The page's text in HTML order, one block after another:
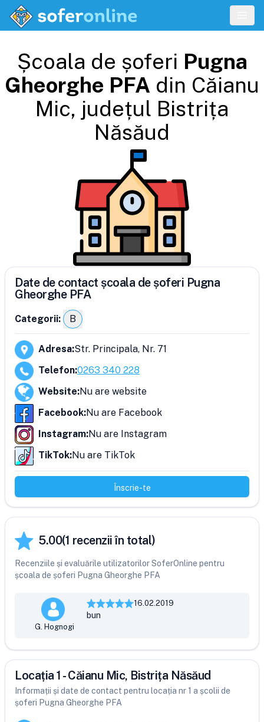
Școala de șoferi Pugna
Gheorghe PFA din Căianu
Mic, județul Bistrița
Năsăud
Date de contact școala de șoferi Pugna
Gheorghe PFA
Categorii: B
Adresa:Str. Principala, Nr. 71
Telefon:0263 340 228
Website:Nu are website
Facebook:Nu are Facebook
Instagram:Nu are Instagram
TikTok:Nu are TikTok
Înscrie-te
5.00(1 recenzii în total)
Recenziile și evaluările utilizatorilor SoferOnline pentru
școala de șoferi Pugna Gheorghe PFA
G. Hognogi
16.02.2019
bun
Locația 1 - Căianu Mic, Bistrița Năsăud
Informații și date de contact pentru locația nr 1 a școlii de
șoferi Pugna Gheorghe PFA